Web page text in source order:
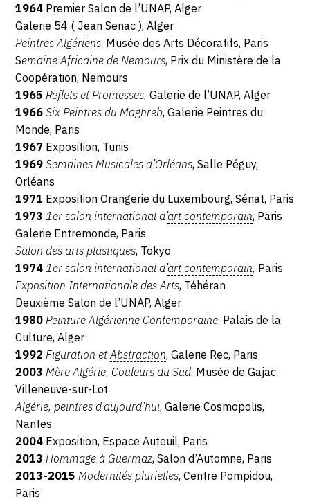
1964 Premier Salon de l’UNAP, Alger
Galerie 54 ( Jean Senac ), Alger
Peintres Algériens, Musée des Arts Décoratifs, Paris
Semaine Africaine de Nemours, Prix du Ministère de la
Coopération, Nemours
1965 Reflets et Promesses, Galerie de l’UNAP, Alger
1966Six Peintres du Maghreb, Galerie Peintres du
Monde, Paris
1967 Exposition, Tunis
1969Semaines Musicales d’Orléans, Salle Péguy,
Orléans
1971 Exposition Orangerie du Luxembourg, Sénat, Paris
1973 1er salon international d’art contemporain, Paris
Galerie Entremonde, Paris
Salon des arts plastiques, Tokyo
1974 1ersalon international d’art contemporain, Paris
Exposition Internationale des Arts, Téhéran
Deuxième Salon de l’UNAP, Alger
1980 Peinture Algérienne Contemporaine, Palais de la
Culture, Alger
1992 Figuration etAbstraction, Galerie Rec, Paris
2003 Mère Algérie, Couleurs du Sud, Musée de Gajac,
Villeneuve-sur-Lot
Algérie, peintres d’aujourd’hui, Galerie Cosmopolis,
Nantes
2004 Exposition, Espace Auteuil, Paris
2013 Hommage à Guermaz, Salon d’Automne, Paris
2013-2015 Modernités plurielles, Centre Pompidou,
Paris